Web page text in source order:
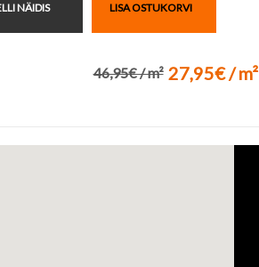
NÄIDIS LISA OSTUKORVI
46,95€ / m² 27,95€ / m²